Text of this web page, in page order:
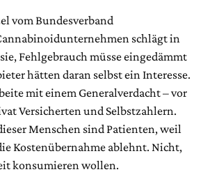
vom Bundesverband
schlägt in
sie, Fehlgebrauch müsse eingedämmt
hätten daran selbst ein Interesse.
mit einem Generalverdacht – vor
Versicherten und Selbstzahlern.
Menschen sind Patienten, weil
Kostenübernahme ablehnt. Nicht,
konsumieren wollen.